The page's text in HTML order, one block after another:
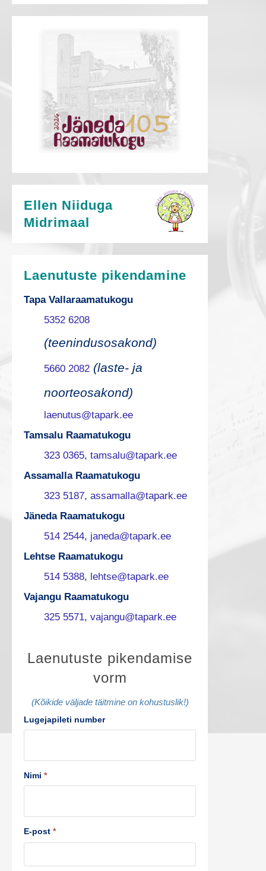
Ellen Niiduga
Midrimaal
Laenutuste pikendamine
Tapa Vallaraamatukogu
5352 6208
(teenindusosakond)
5660 2082 (laste- ja
noorteosakond)
laenutus@tapark.ee
Tamsalu Raamatukogu
323 0365, tamsalu@tapark.ee
Assamalla Raamatukogu
323 5187, assamalla@tapark.ee
Jäneda Raamatukogu
514 2544, janeda@tapark.ee
Lehtse Raamatukogu
514 5388, lehtse@tapark.ee
Vajangu Raamatukogu
325 5571, vajangu@tapark.ee
L
n
t
s
t
e
Laenutuste pikendamise
vorm
(Kõikide väljade täitmine on kohustuslik!)
Lugejapileti number
Nimi *
E-post *